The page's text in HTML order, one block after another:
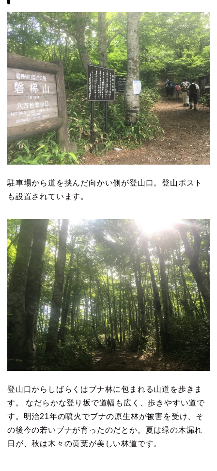
駐車場から道を挟んだ向かい側が登山口。登山ポスト
も設置されています。
登山口からしばらくはブナ林に包まれる山道を歩きま
す。 なだらかな登り坂で道幅も広く、歩きやすい道で
す。明治21年の噴火でブナの原生林が被害を受け、そ
の後今の若いブナが育ったのだとか。夏は緑の木漏れ
日が、秋は木々の黄葉が美しい林道です。